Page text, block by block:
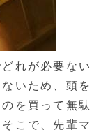
れが必要ない
いため、頭を
を買って無駄
こで、先輩マ